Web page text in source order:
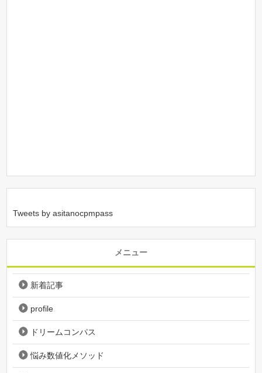
Tweets by asitanocpmpass
メニュー
新着記事
profile
ドリームコンパス
悩み数値化メソッド